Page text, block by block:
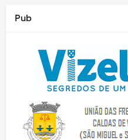
Pub